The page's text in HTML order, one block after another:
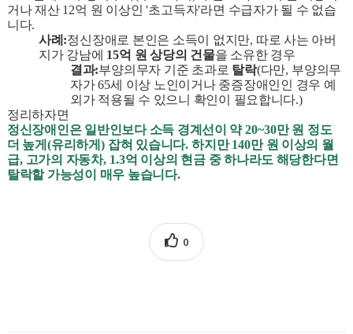
거나 재산 12억 원 이상인'초고득자'라면 수급자가 될 수 없습
니다.
사례 :정신장애로 본인은 소득이 없지만, 따로 사는 아버
지가 강남에 15억 원 상당의 건물을 소유한 경우
결과:부양의무자 기준 초과로 탈락(다만, 부양의무
자가65세 이상 노인이거나 중증장애인인 경우 예
외가 적용될 수 있으니 확인이 필요합니다.)
정리하자면
정신장애인은 일반인보다 소득 경계선이 약20~30만 원 정도
더 높게 (유리하게 ) 잡혀 있습니다.하지만140만 원 이상의 월
급, 고가의 자동차, 1.3억 이상의 현금 중 하나라도 해당한다면
탈락할 가능성이 매우 높습니다.
0